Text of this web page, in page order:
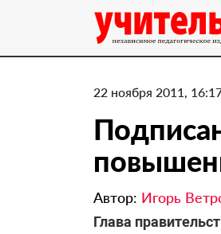
22 ноября 2011,
Автор: Игорь
​Глава